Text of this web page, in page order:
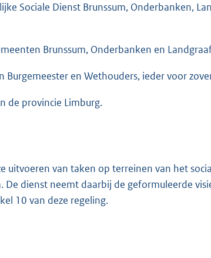
Sociale Dienst Brunssum, Onderbanken,
Brunssum, Onderbanken en
en Wethouders, ieder voor
de provincie Limburg.
van taken op terreinen van het
dienst neemt daarbij de geformuleerde
10 van deze regeling.